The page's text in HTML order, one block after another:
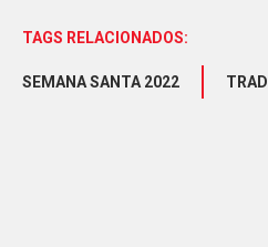
TAGS RELACIONADOS:
SEMANA SANTA 2022